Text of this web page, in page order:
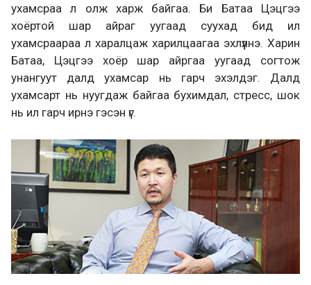
ухамсраа л олж харж байгаа. Би Батаа Цэцгээ
хоёртой шар айраг уугаад суухад бид ил
ухамсраараа л харалцаж харилцаагаа эхлүүлнэ. Харин
Батаа, Цэцгээ хоёр шар айргаа уугаад согтож
унангуут далд ухамсар нь гарч эхэлдэг. Далд
ухамсарт нь нуугдаж байгаа бухимдал, стресс, шок
нь ил гарч ирнэ гэсэн үг.